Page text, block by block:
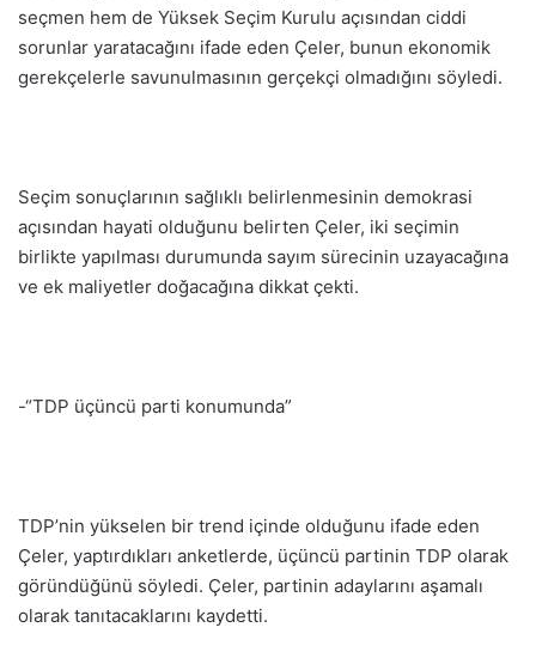
seçmen hem de Yüksek Seçim Kurulu açısından ciddi
sorunlar yaratacağını ifade eden Çeler, bunun ekonomik
gerekçelerle savunulmasının gerçekçi olmadığını söyledi.
Seçim sonuçlarının sağlıklı belirlenmesinin demokrasi
açısından hayati olduğunu belirten Çeler, iki seçimin
birlikte yapılması durumunda sayım sürecinin uzayacağına
ve ek maliyetler doğacağına dikkat çekti.
-“TDP üçüncü parti konumunda”
TDP’nin yükselen bir trend içinde olduğunu ifade eden
Çeler, yaptırdıkları anketlerde, üçüncü partinin TDP olarak
göründüğünü söyledi. Çeler, partinin adaylarını aşamalı
olarak tanıtacaklarını kaydetti.